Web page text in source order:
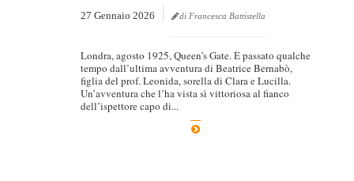
27 Gennaio 2026 di Francesca Battistella
Londra, agosto 1925, Queen’s Gate. È passato qualche
tempo dall’ultima avventura di Beatrice Bernabò,
figlia del prof. Leonida, sorella di Clara e Lucilla.
Un’avventura che l’ha vista sì vittoriosa al fianco
dell’ispettore capo di...